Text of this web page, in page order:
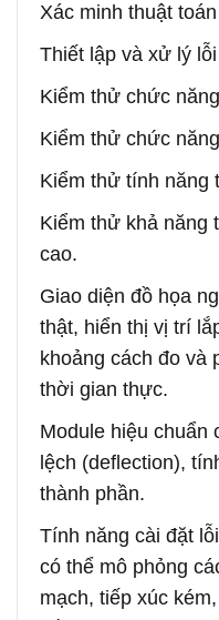
Xác minh thuật
Thiết lập và xử lý
Kiểm thử chức
Kiểm thử chức
Kiểm thử tính năng
Kiểm thử khả năng
cao.
Giao diện đồ họa
thật, hiển thị vị trí
khoảng cách đo và
thời gian thực.
Module hiệu chuẩn
lệch (deflection),
thành phần.
Tính năng cài đặt
có thể mô phỏng
mạch, tiếp xúc